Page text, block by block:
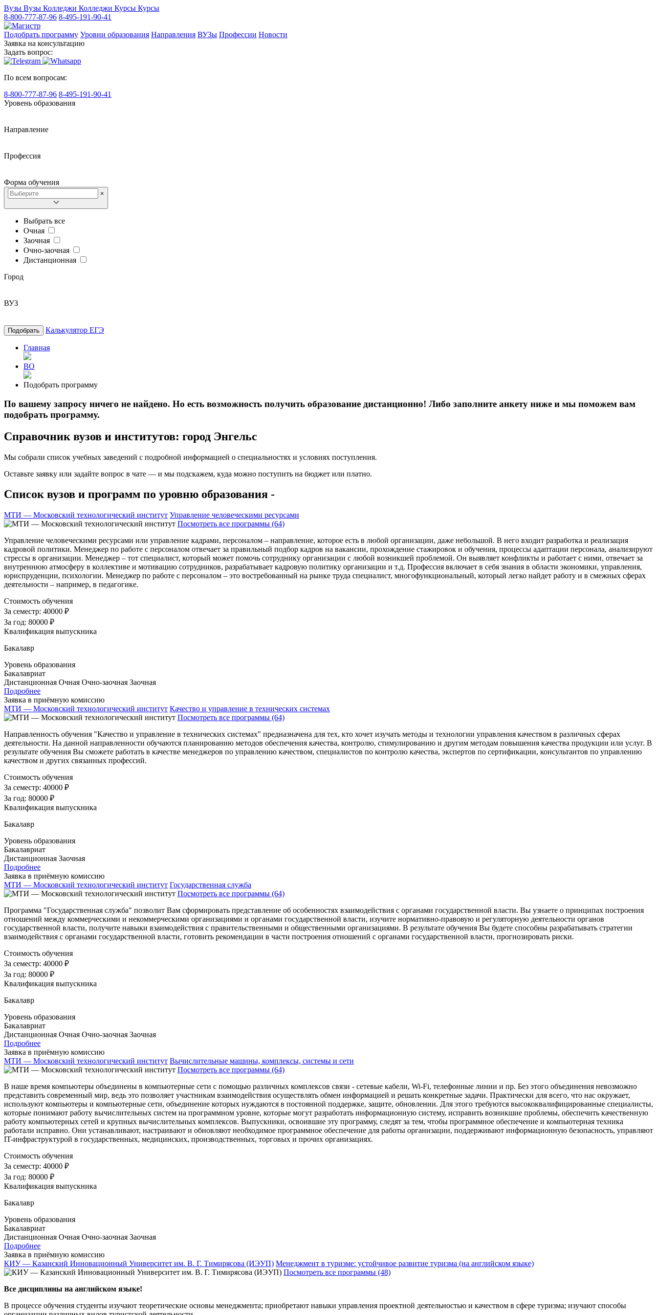
Вузы Вузы Колледжи Колледжи Курсы Курсы
8-800-777-87-96 8-495-191-90-41
Подобрать программу Уровни образования Направления ВУЗы Профессии Новости
Заявка на консультацию
Задать вопрос:
По всем вопросам:
8-800-777-87-96 8-495-191-90-41
Уровень образования
Направление
Профессия
Форма обучения
×
Выбрать все
Очная
Заочная
Очно-заочная
Дистанционная
Город
ВУЗ
Подобрать Калькулятор ЕГЭ
Главная
ВО
Подобрать программу
По вашему запросу ничего не найдено. Но есть возможность получить образование дистанционно! Либо заполните анкету ниже и мы поможем вам
подобрать программу.
Справочник вузов и институтов: город Энгельс
Мы собрали список учебных заведений с подробной информацией о специальностях и условиях поступления.
Оставьте заявку или задайте вопрос в чате — и мы подскажем, куда можно поступить на бюджет или платно.
Список вузов и программ по уровню образования -
МТИ — Московский технологический институт Управление человеческими ресурсами
Посмотреть все программы (64)
Управление человеческими ресурсами или управление кадрами, персоналом – направление, которое есть в любой организации, даже небольшой. В него входит разработка и реализация
кадровой политики. Менеджер по работе с персоналом отвечает за правильный подбор кадров на вакансии, прохождение стажировок и обучения, процессы адаптации персонала, анализируют
стрессы в организации. Менеджер – тот специалист, который может помочь сотруднику организации с любой возникшей проблемой. Он выявляет конфликты и работает с ними, отвечает за
внутреннюю атмосферу в коллективе и мотивацию сотрудников, разрабатывает кадровую политику организации и т.д. Профессия включает в себя знания в области экономики, управления,
юриспруденции, психологии. Менеджер по работе с персоналом – это востребованный на рынке труда специалист, многофункциональный, который легко найдет работу и в смежных сферах
деятельности – например, в педагогике.
Стоимость обучения
За семестр: 40000 ₽
За год: 80000 ₽
Квалификация выпускника
Бакалавр
Уровень образования
Бакалавриат
Дистанционная Очная Очно-заочная Заочная
Подробнее
Заявка в приёмную комиссию
МТИ — Московский технологический институт Качество и управление в технических системах
Посмотреть все программы (64)
Направленность обучения "Качество и управление в технических системах" предназначена для тех, кто хочет изучать методы и технологии управления качеством в различных сферах
деятельности. На данной направленности обучаются планированию методов обеспечения качества, контролю, стимулированию и другим методам повышения качества продукции или услуг. В
результате обучения Вы сможете работать в качестве менеджеров по управлению качеством, специалистов по контролю качества, экспертов по сертификации, консультантов по управлению
качеством и других связанных профессий.
Стоимость обучения
За семестр: 40000 ₽
За год: 80000 ₽
Квалификация выпускника
Бакалавр
Уровень образования
Бакалавриат
Дистанционная Заочная
Подробнее
Заявка в приёмную комиссию
МТИ — Московский технологический институт Государственная служба
Посмотреть все программы (64)
Программа "Государственная служба" позволит Вам сформировать представление об особенностях взаимодействия с органами государственной власти. Вы узнаете о принципах построения
отношений между коммерческими и некоммерческими организациями и органами государственной власти, изучите нормативно-правовую и регуляторную деятельности органов
государственной власти, получите навыки взаимодействия с правительственными и общественными организациями. В результате обучения Вы будете способны разрабатывать стратегии
взаимодействия с органами государственной власти, готовить рекомендации в части построения отношений с органами государственной власти, прогнозировать риски.
Стоимость обучения
За семестр: 40000 ₽
За год: 80000 ₽
Квалификация выпускника
Бакалавр
Уровень образования
Бакалавриат
Дистанционная Очная Очно-заочная Заочная
Подробнее
Заявка в приёмную комиссию
МТИ — Московский технологический институт Вычислительные машины, комплексы, системы и сети
Посмотреть все программы (64)
В наше время компьютеры объединены в компьютерные сети с помощью различных комплексов связи - сетевые кабели, Wi-Fi, телефонные линии и пр. Без этого объединения невозможно
представить современный мир, ведь это позволяет участникам взаимодействия осуществлять обмен информацией и решать конкретные задачи. Практически для всего, что нас окружает,
используют компьютеры и компьютерные сети, объединение которых нуждаются в постоянной поддержке, защите, обновлении. Для этого требуются высококвалифицированные специалисты,
которые понимают работу вычислительных систем на программном уровне, которые могут разработать информационную систему, исправить возникшие проблемы, обеспечить качественную
работу компьютерных сетей и крупных вычислительных комплексов. Выпускники, освоившие эту программу, следят за тем, чтобы программное обеспечение и компьютерная техника
работали исправно. Они устанавливают, настраивают и обновляют необходимое программное обеспечение для работы организации, поддерживают информационную безопасность, управляют
IT-инфраструктурой в государственных, медицинских, производственных, торговых и прочих организациях.
Стоимость обучения
За семестр: 40000 ₽
За год: 80000 ₽
Квалификация выпускника
Бакалавр
Уровень образования
Бакалавриат
Дистанционная Очная Очно-заочная Заочная
Подробнее
Заявка в приёмную комиссию
КИУ — Казанский Инновационный Университет им. В. Г. Тимирясова (ИЭУП) Менеджмент в туризме: устойчивое развитие туризма (на английском языке)
Посмотреть все программы (48)
Все дисциплины на английском языке!
В процессе обучения студенты изучают теоретические основы менеджмента; приобретают навыки управления проектной деятельностью и качеством в сфере туризма; изучают способы